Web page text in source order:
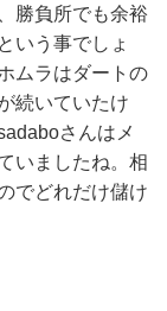
勝負所でも余裕
いう事でしょ
ムラはダートの
続いていたけ
さんはメ
いましたね。相
でどれだけ儲け